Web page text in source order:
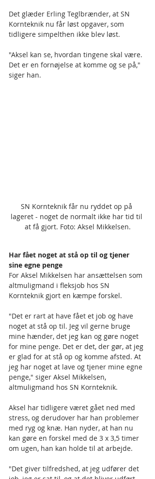
Det glæder Erling Teglbrænder, at SN
Kornteknik nu får løst opgaver, som
tidligere simpelthen ikke blev løst.
"Aksel kan se, hvordan tingene skal være.
Det er en fornøjelse at komme og se på,"
siger han.
SN Kornteknik får nu ryddet op på
lageret - noget de normalt ikke har tid til
at få gjort. Foto: Aksel Mikkelsen.
Har fået noget at stå op til og tjener
sine egne penge
For Aksel Mikkelsen har ansættelsen som
altmuligmand i fleksjob hos SN
Kornteknik gjort en kæmpe forskel.
"Det er rart at have fået et job og have
noget at stå op til. Jeg vil gerne bruge
mine hænder, det jeg kan og gøre noget
for mine penge. Det er det, der gør, at jeg
er glad for at stå op og komme afsted. At
jeg har noget at lave og tjener mine egne
penge," siger Aksel Mikkelsen,
altmuligmand hos SN Kornteknik.
Aksel har tidligere været gået ned med
stress, og derudover har han problemer
med ryg og knæ. Han nyder, at han nu
kan gøre en forskel med de 3 x 3,5 timer
om ugen, han kan holde til at arbejde.
"Det giver tilfredshed, at jeg udfører det